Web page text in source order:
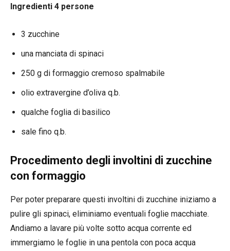
Ingredienti 4 persone
3 zucchine
una manciata di spinaci
250 g di formaggio cremoso spalmabile
olio extravergine d’oliva q.b.
qualche foglia di basilico
sale fino q.b.
Procedimento degli involtini di zucchine
con formaggio
Per poter preparare questi involtini di zucchine iniziamo a
pulire gli spinaci, eliminiamo eventuali foglie macchiate.
Andiamo a lavare più volte sotto acqua corrente ed
immergiamo le foglie in una pentola con poca acqua